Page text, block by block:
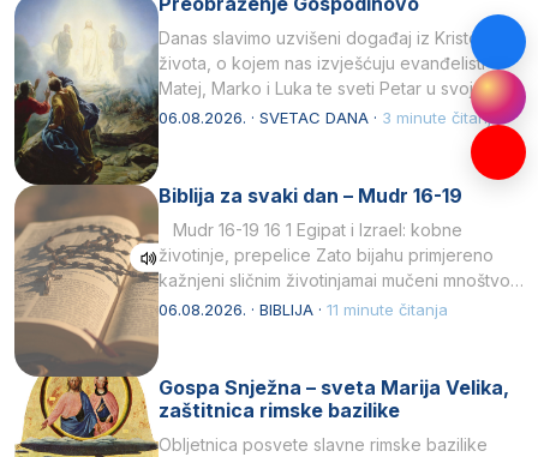
Danas slavimo uzvišeni događaj iz Kristova
života, o kojem nas izvješćuju evanđelisti
Matej, Marko i Luka te sveti Petar u svojoj
drugoj…
06.08.2026. · SVETAC DANA · 3 minute čitanja
Biblija za svaki dan – Mudr 16-19
Mudr 16-19 16 1 Egipat i Izrael: kobne
životinje, prepelice Zato bijahu primjereno
kažnjeni sličnim životinjamai mučeni mnoštvom
kukaca.2 A narod…
06.08.2026. · BIBLIJA · 11 minute čitanja
Gospa Snježna – sveta Marija Velika,
zaštitnica rimske bazilike
Obljetnica posvete slavne rimske bazilike